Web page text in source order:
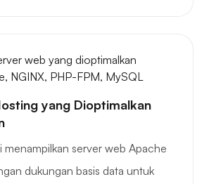
takjub
yang Dioptimalkan
menampilkan server web Apache
dukungan basis data untuk